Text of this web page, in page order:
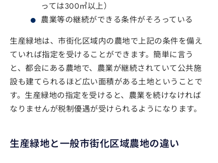
っては300㎡以上）
農業等の継続ができる条件がそろっている
生産緑地は、市街化区域内の農地で上記の条件を備え
ていれば指定を受けることができます。簡単に言う
と、都会にある農地で、農業が継続されていて公共施
設も建てられるほど広い面積がある土地ということで
す。生産緑地の指定を受けると、農業を続けなければ
なりませんが税制優遇が受けられるようになります。
生産緑地と一般市街化区域農地の違い